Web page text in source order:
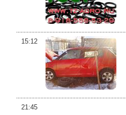
15:12
21:45